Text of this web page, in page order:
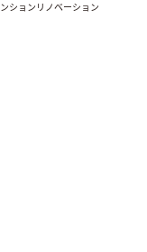
ションリノベーション